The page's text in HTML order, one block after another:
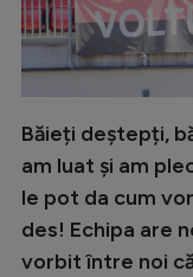
Băieți deștepți,
am luat și am
le pot da cum
des! Echipa are
vorbit între noi